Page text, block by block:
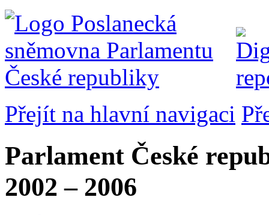
Přejít na hlavní navigaci
Parlament České
2002 – 2006